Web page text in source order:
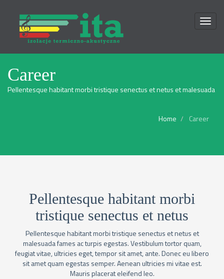
Toggle
Career
Pellentesque habitant morbi tristique senectus et netus et malesuada
Home Career
Pellentesque habitant morbi
tristique senectus et netus
Pellentesque habitant morbi tristique senectus et netus et
malesuada fames ac turpis egestas. Vestibulum tortor quam,
feugiat vitae, ultricies eget, tempor sit amet, ante. Donec eu libero
sit amet quam egestas semper. Aenean ultricies mi vitae est.
Mauris placerat eleifend leo.